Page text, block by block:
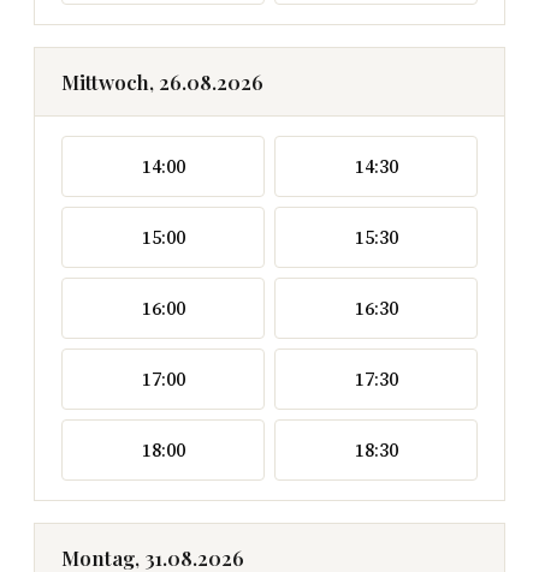
Mittwoch, 26.08.2026
14:00 14:30
15:00 15:30
16:00 16:30
17:00 17:30
18:00 18:30
Montag, 31.08.2026